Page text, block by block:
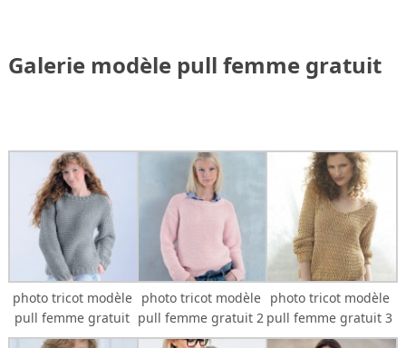
Galerie modèle pull femme gratuit
photo tricot modèle
pull femme gratuit
photo tricot modèle
pull femme gratuit 2
photo tricot modèle
pull femme gratuit 3